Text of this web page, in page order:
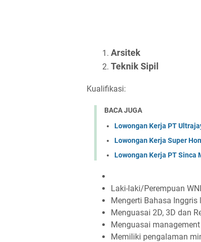
Arsitek
Teknik Sipil
Kualifikasi:
BACA JUGA
Lowongan Kerja PT
Lowongan Kerja Super
Lowongan Kerja PT Sinca
Laki-laki/Perempuan
Mengerti Bahasa
Menguasai 2D, 3D dan
Menguasai
Memiliki pengalaman